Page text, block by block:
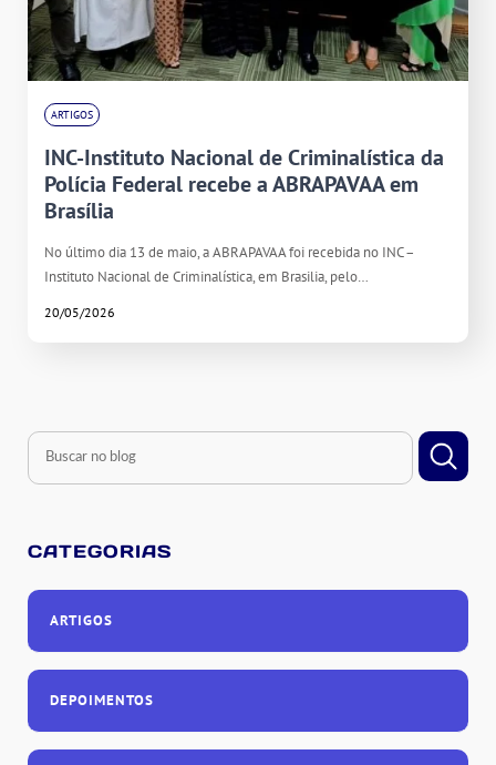
ARTIGOS
INC-Instituto Nacional de Criminalística da
Polícia Federal recebe a ABRAPAVAA em
Brasília
No último dia 13 de maio, a ABRAPAVAA foi recebida no INC –
Instituto Nacional de Criminalística, em Brasilia, pelo…
20/05/2026
CATEGORIAS
ARTIGOS
DEPOIMENTOS